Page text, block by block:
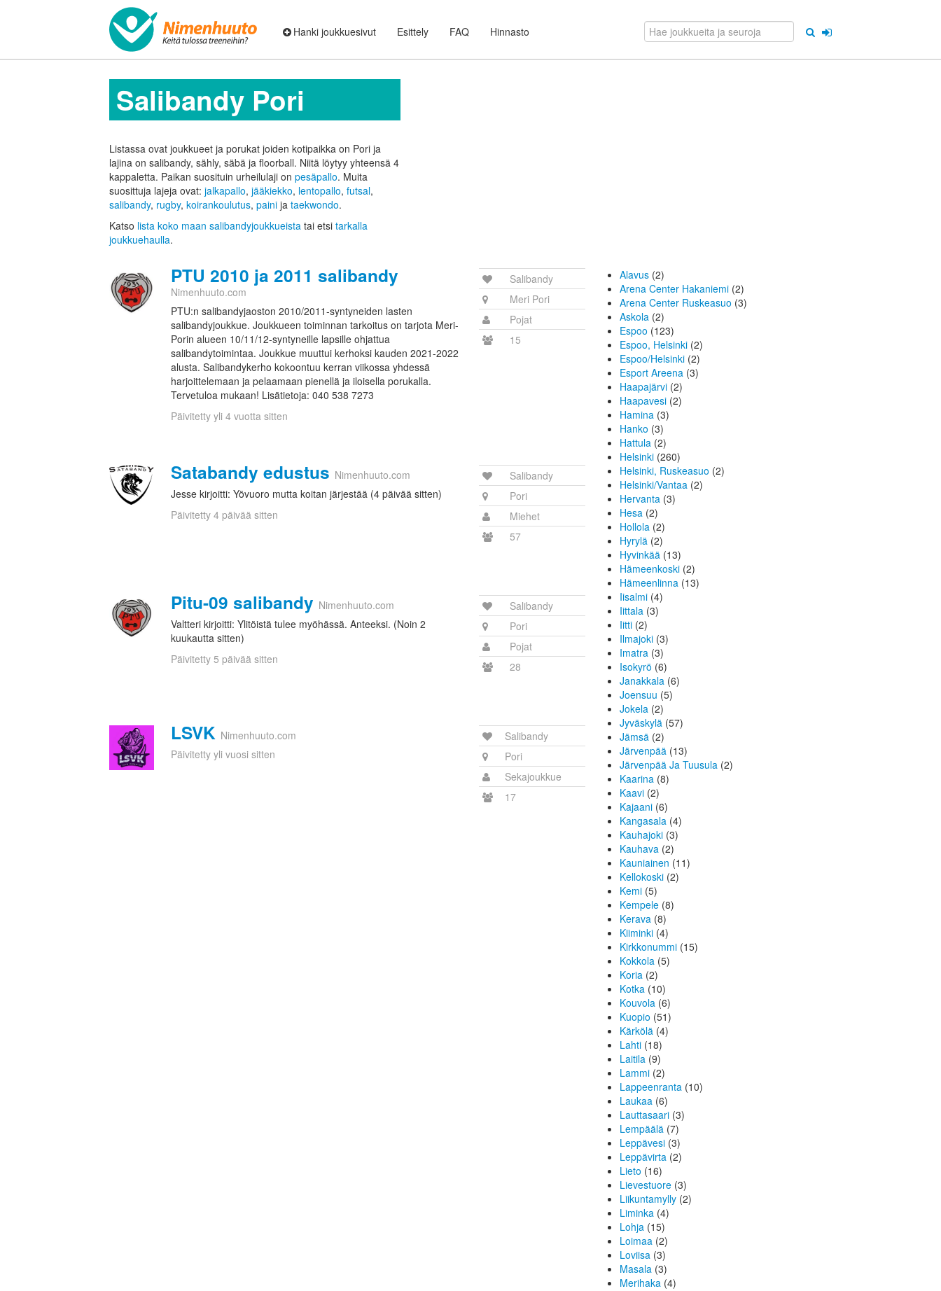
Hanki joukkuesivut Esittely FAQ Hinnasto
Salibandy Pori
Listassa ovat joukkueet ja porukat joiden kotipaikka on Pori ja
lajina on salibandy, sähly, säbä ja floorball. Niitä löytyy yhteensä 4
kappaletta. Paikan suosituin urheilulaji on pesäpallo. Muita
suosittuja lajeja ovat: jalkapallo, jääkiekko, lentopallo, futsal,
salibandy, rugby, koirankoulutus, paini ja taekwondo.
Katso lista koko maan salibandyjoukkueista tai etsi tarkalla
joukkuehaulla.
PTU 2010 ja 2011 salibandy
Nimenhuuto.com
PTU:n salibandyjaoston 2010/2011-syntyneiden lasten
salibandyjoukkue. Joukkueen toiminnan tarkoitus on tarjota Meri-
Porin alueen 10/11/12-syntyneille lapsille ohjattua
salibandytoimintaa. Joukkue muuttui kerhoksi kauden 2021-2022
alusta. Salibandykerho kokoontuu kerran viikossa yhdessä
harjoittelemaan ja pelaamaan pienellä ja iloisella porukalla.
Tervetuloa mukaan! Lisätietoja: 040 538 7273
Päivitetty yli 4 vuotta sitten
Salibandy
Meri Pori
Pojat
15
Satabandy edustus Nimenhuuto.com
Jesse kirjoitti: Yövuoro mutta koitan järjestää (4 päivää sitten)
Päivitetty 4 päivää sitten
Salibandy
Pori
Miehet
57
Pitu-09 salibandy Nimenhuuto.com
Valtteri kirjoitti: Ylitöistä tulee myöhässä. Anteeksi. (Noin 2
kuukautta sitten)
Päivitetty 5 päivää sitten
Salibandy
Pori
Pojat
28
LSVK Nimenhuuto.com
Päivitetty yli vuosi sitten
Salibandy
Pori
Sekajoukkue
17
Alavus (2)
Arena Center Hakaniemi (2)
Arena Center Ruskeasuo (3)
Askola (2)
Espoo (123)
Espoo, Helsinki (2)
Espoo/Helsinki (2)
Esport Areena (3)
Haapajärvi (2)
Haapavesi (2)
Hamina (3)
Hanko (3)
Hattula (2)
Helsinki (260)
Helsinki, Ruskeasuo (2)
Helsinki/Vantaa (2)
Hervanta (3)
Hesa (2)
Hollola (2)
Hyrylä (2)
Hyvinkää (13)
Hämeenkoski (2)
Hämeenlinna (13)
Iisalmi (4)
Iittala (3)
Iitti (2)
Ilmajoki (3)
Imatra (3)
Isokyrö (6)
Janakkala (6)
Joensuu (5)
Jokela (2)
Jyväskylä (57)
Jämsä (2)
Järvenpää (13)
Järvenpää Ja Tuusula (2)
Kaarina (8)
Kaavi (2)
Kajaani (6)
Kangasala (4)
Kauhajoki (3)
Kauhava (2)
Kauniainen (11)
Kellokoski (2)
Kemi (5)
Kempele (8)
Kerava (8)
Kiiminki (4)
Kirkkonummi (15)
Kokkola (5)
Koria (2)
Kotka (10)
Kouvola (6)
Kuopio (51)
Kärkölä (4)
Lahti (18)
Laitila (9)
Lammi (2)
Lappeenranta (10)
Laukaa (6)
Lauttasaari (3)
Lempäälä (7)
Leppävesi (3)
Leppävirta (2)
Lieto (16)
Lievestuore (3)
Liikuntamylly (2)
Liminka (4)
Lohja (15)
Loimaa (2)
Loviisa (3)
Masala (3)
Merihaka (4)